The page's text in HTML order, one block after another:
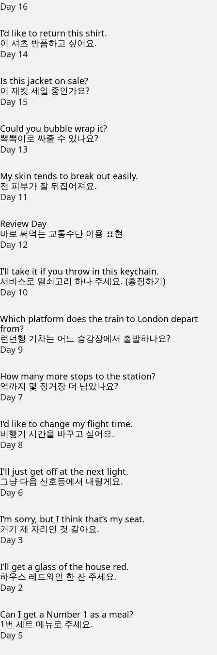
Day 16
I’d like to return this shirt.
이 셔츠 반품하고 싶어요.
Day 14
Is this jacket on sale?
이 재킷 세일 중인가요?
Day 15
Could you bubble wrap it?
뽁뽁이로 싸줄 수 있나요?
Day 13
My skin tends to break out easily.
전 피부가 잘 뒤집어져요.
Day 11
Review Day
바로 써먹는 교통수단 이용 표현
Day 12
I’ll take it if you throw in this keychain.
서비스로 열쇠고리 하나 주세요. (흥정하기)
Day 10
Which platform does the train to London depart
from?
런던행 기차는 어느 승강장에서 출발하나요?
Day 9
How many more stops to the station?
역까지 몇 정거장 더 남았나요?
Day 7
I’d like to change my flight time.
비행기 시간을 바꾸고 싶어요.
Day 8
I'll just get off at the next light.
그냥 다음 신호등에서 내릴게요.
Day 6
I’m sorry, but I think that’s my seat.
거기 제 자리인 것 같아요.
Day 3
I’ll get a glass of the house red.
하우스 레드와인 한 잔 주세요.
Day 2
Can I get a Number 1 as a meal?
1번 세트 메뉴로 주세요.
Day 5